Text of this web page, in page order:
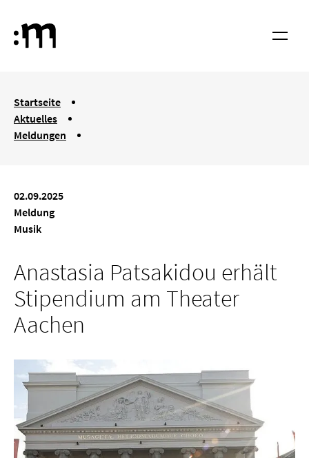
Hochschule für Musik und Tanz Köln Menü
You are here:
Startseite
Aktuelles
Meldungen
Anastasia Patsakidou erhält Stipendium am Theater Aachen
02.09.2025
Meldung
Musik
Anastasia Patsakidou erhält
Stipendium am Theater
Aachen